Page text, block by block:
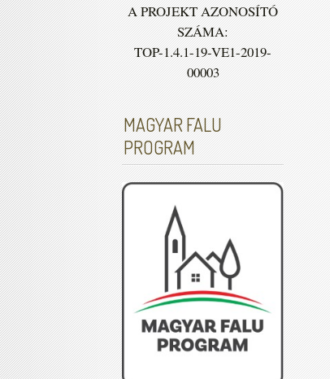
A PROJEKT AZONOSÍTÓ
SZÁMA:
TOP-1.4.1-19-VE1-2019-
00003
MAGYAR FALU
PROGRAM